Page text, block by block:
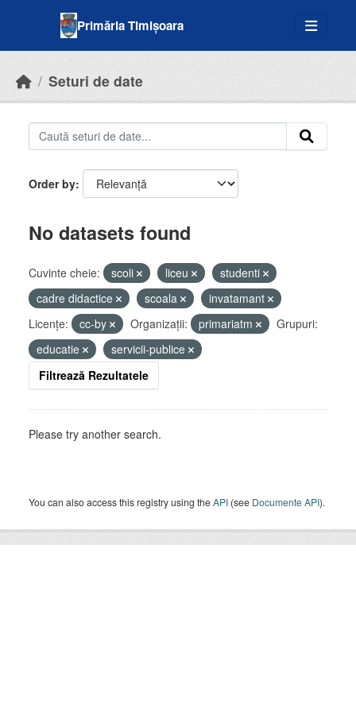
Primăria Timișoara
Seturi de date
Order by
No datasets found
Cuvinte cheie: scoli liceu
studenti
cadre didactice
scoala
invatamant
Licenţe:
cc-by Organizații: primariatm
Grupuri:
educatie
servicii-publice
Filtrează Rezultatele
Please try another search.
You can also access this registry using theAPI (see Documente API).